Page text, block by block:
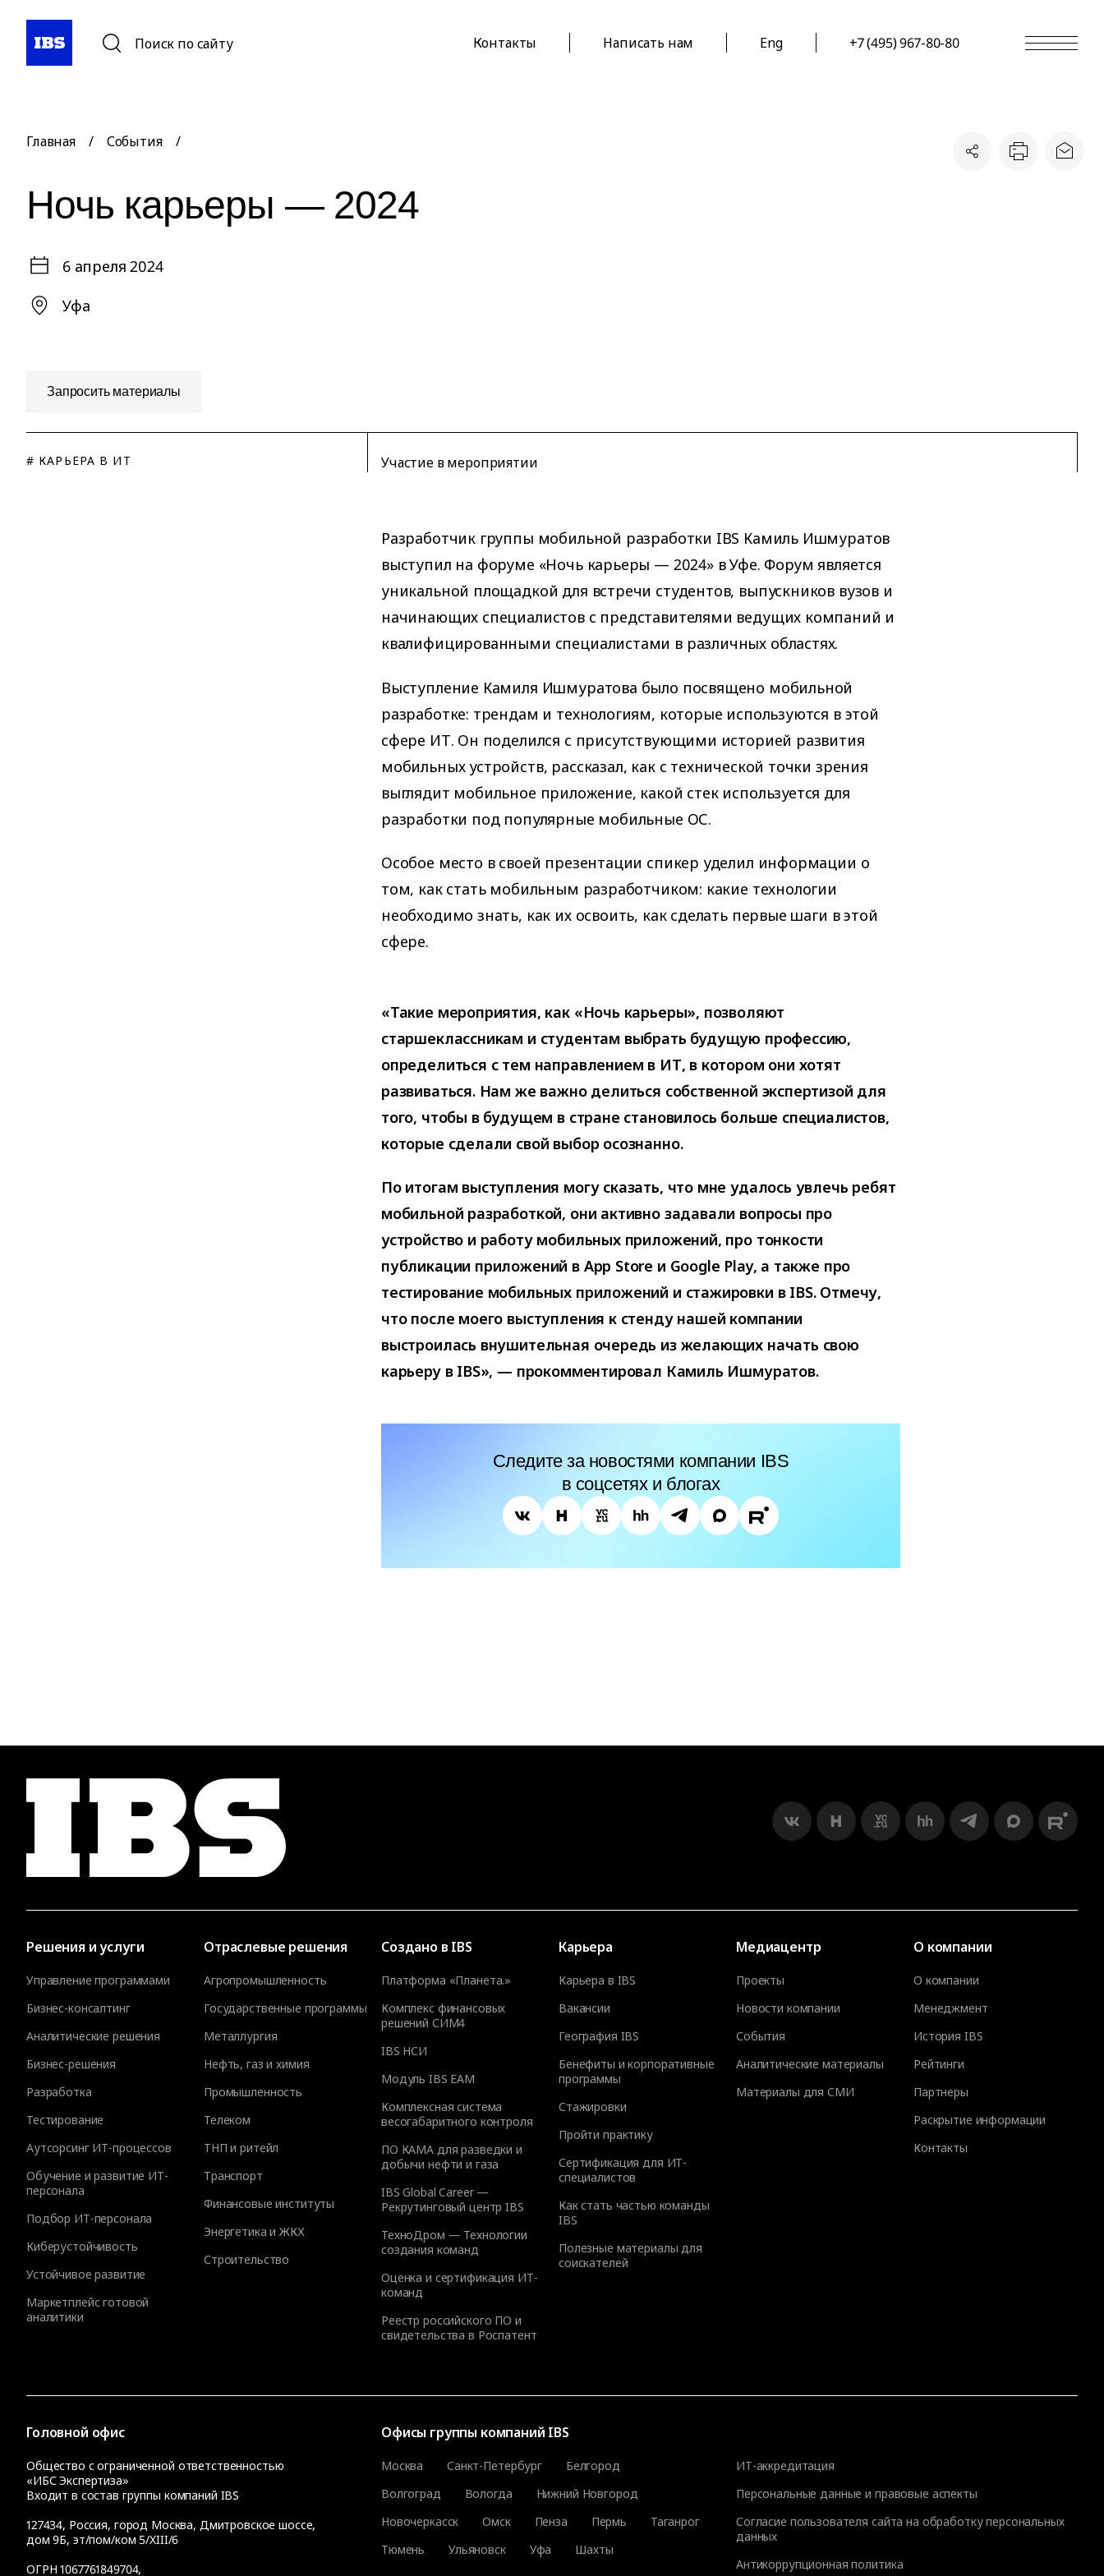
Поиск по сайту Контакты Написать нам Eng +7 (495) 967-80-80
Главная / События /
Ночь карьеры — 2024
6 апреля 2024
Уфа
Запросить материалы
# КАРЬЕРА В ИТ Участие в мероприятии
Разработчик группы мобильной разработки IBS Камиль Ишмуратов
выступил на форуме «Ночь карьеры — 2024» в Уфе. Форум является
уникальной площадкой для встречи студентов, выпускников вузов и
начинающих специалистов с представителями ведущих компаний и
квалифицированными специалистами в различных областях.
Выступление Камиля Ишмуратова было посвящено мобильной
разработке: трендам и технологиям, которые используются в этой
сфере ИТ. Он поделился с присутствующими историей развития
мобильных устройств, рассказал, как с технической точки зрения
выглядит мобильное приложение, какой стек используется для
разработки под популярные мобильные ОС.
Особое место в своей презентации спикер уделил информации о
том, как стать мобильным разработчиком: какие технологии
необходимо знать, как их освоить, как сделать первые шаги в этой
сфере.
«Такие мероприятия, как «Ночь карьеры», позволяют
старшеклассникам и студентам выбрать будущую профессию,
определиться с тем направлением в ИТ, в котором они хотят
развиваться. Нам же важно делиться собственной экспертизой для
того, чтобы в будущем в стране становилось больше специалистов,
которые сделали свой выбор осознанно.
По итогам выступления могу сказать, что мне удалось увлечь ребят
мобильной разработкой, они активно задавали вопросы про
устройство и работу мобильных приложений, про тонкости
публикации приложений в App Store и Google Play, а также про
тестирование мобильных приложений и стажировки в IBS. Отмечу,
что после моего выступления к стенду нашей компании
выстроилась внушительная очередь из желающих начать свою
карьеру в IBS», — прокомментировал Камиль Ишмуратов.
Следите за новостями компании IBS
в соцсетях и блогах
Решения и услуги
Управление программами
Бизнес-консалтинг
Аналитические решения
Бизнес-решения
Разработка
Тестирование
Аутсорсинг ИТ-процессов
Обучение и развитие ИТ-
персонала
Подбор ИТ-персонала
Киберустойчивость
Устойчивое развитие
Маркетплейс готовой
аналитики
Отраслевые решения
Агропромышленность
Государственные программы
Металлургия
Нефть, газ и химия
Промышленность
Телеком
ТНП и ритейл
Транспорт
Финансовые институты
Энергетика и ЖКХ
Строительство
Создано в IBS
Платформа «Планета.»
Комплекс финансовых
решений СИМ4
IBS НСИ
Модуль IBS EAM
Комплексная система
весогабаритного контроля
ПО КАМА для разведки и
добычи нефти и газа
IBS Global Career —
Рекрутинговый центр IBS
ТехноДром — Технологии
создания команд
Оценка и сертификация ИТ-
команд
Реестр российского ПО и
свидетельства в Роспатент
Карьера
Карьера в IBS
Вакансии
География IBS
Бенефиты и корпоративные
программы
Стажировки
Пройти практику
Сертификация для ИТ-
специалистов
Как стать частью команды
IBS
Полезные материалы для
соискателей
Медиацентр
Проекты
Новости компании
События
Аналитические материалы
Материалы для СМИ
О компании
О компании
Менеджмент
История IBS
Рейтинги
Партнеры
Раскрытие информации
Контакты
Головной офис
Общество с ограниченной ответственностью
«ИБС Экспертиза»
Входит в состав группы компаний IBS
127434, Россия, город Москва, Дмитровское шоссе,
дом 9Б, эт/пом/ком 5/XIII/6
ОГРН 1067761849704,
Офисы группы компаний IBS
Москва Санкт-Петербург
Белгород
Волгоград
Вологда
Нижний Новгород
Новочеркасск
Омск Пенза Пермь
Таганрог
Тюмень
Ульяновск Уфа Шахты
ИТ-аккредитация
Персональные данные и правовые аспекты
Согласие пользователя сайта на обработку персональных
данных
Антикоррупционная политика